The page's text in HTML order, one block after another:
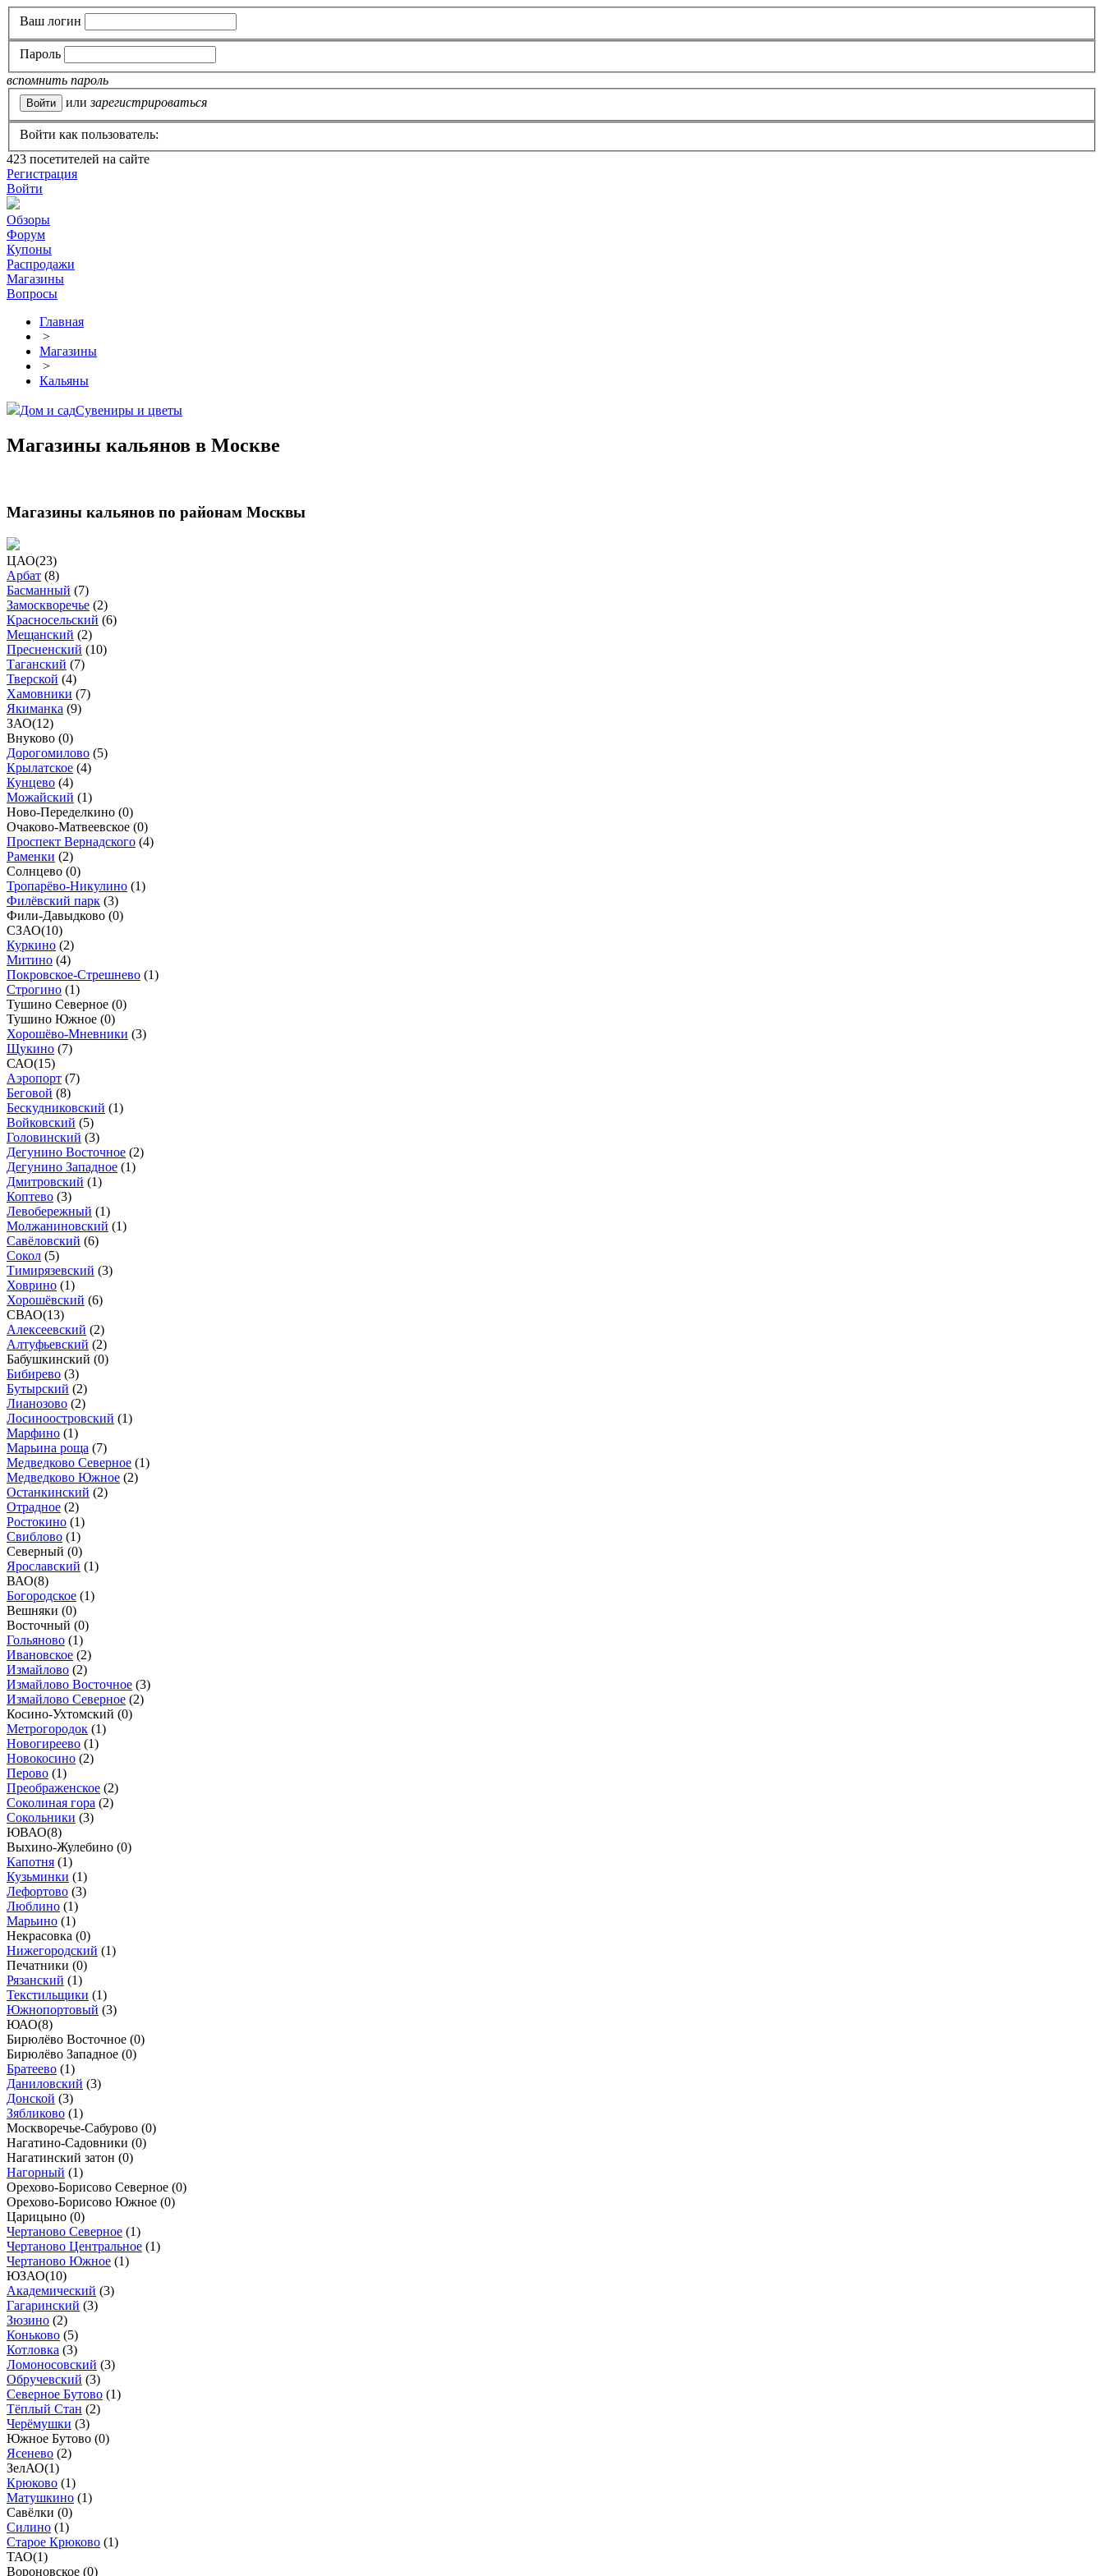
Ваш логин
Пароль
вспомнить пароль
или зарегистрироваться
Войти как пользователь:
423 посетителей на сайте
Регистрация
Войти
Обзоры
Форум
Купоны
Распродажи
Магазины
Вопросы
Главная
>
Магазины
>
Кальяны
Дом и садСувениры и цветы
Магазины кальянов в Москве
Магазины кальянов по районам Москвы
ЦАО(23)
Арбат (8)
Басманный (7)
Замоскворечье (2)
Красносельский (6)
Мещанский (2)
Пресненский (10)
Таганский (7)
Тверской (4)
Хамовники (7)
Якиманка (9)
ЗАО(12)
Внуково (0)
Дорогомилово (5)
Крылатское (4)
Кунцево (4)
Можайский (1)
Ново-Переделкино (0)
Очаково-Матвеевское (0)
Проспект Вернадского (4)
Раменки (2)
Солнцево (0)
Тропарёво-Никулино (1)
Филёвский парк (3)
Фили-Давыдково (0)
СЗАО(10)
Куркино (2)
Митино (4)
Покровское-Стрешнево (1)
Строгино (1)
Тушино Северное (0)
Тушино Южное (0)
Хорошёво-Мневники (3)
Щукино (7)
САО(15)
Аэропорт (7)
Беговой (8)
Бескудниковский (1)
Войковский (5)
Головинский (3)
Дегунино Восточное (2)
Дегунино Западное (1)
Дмитровский (1)
Коптево (3)
Левобережный (1)
Молжаниновский (1)
Савёловский (6)
Сокол (5)
Тимирязевский (3)
Ховрино (1)
Хорошёвский (6)
СВАО(13)
Алексеевский (2)
Алтуфьевский (2)
Бабушкинский (0)
Бибирево (3)
Бутырский (2)
Лианозово (2)
Лосиноостровский (1)
Марфино (1)
Марьина роща (7)
Медведково Северное (1)
Медведково Южное (2)
Останкинский (2)
Отрадное (2)
Ростокино (1)
Свиблово (1)
Северный (0)
Ярославский (1)
ВАО(8)
Богородское (1)
Вешняки (0)
Восточный (0)
Гольяново (1)
Ивановское (2)
Измайлово (2)
Измайлово Восточное (3)
Измайлово Северное (2)
Косино-Ухтомский (0)
Метрогородок (1)
Новогиреево (1)
Новокосино (2)
Перово (1)
Преображенское (2)
Соколиная гора (2)
Сокольники (3)
ЮВАО(8)
Выхино-Жулебино (0)
Капотня (1)
Кузьминки (1)
Лефортово (3)
Люблино (1)
Марьино (1)
Некрасовка (0)
Нижегородский (1)
Печатники (0)
Рязанский (1)
Текстильщики (1)
Южнопортовый (3)
ЮАО(8)
Бирюлёво Восточное (0)
Бирюлёво Западное (0)
Братеево (1)
Даниловский (3)
Донской (3)
Зябликово (1)
Москворечье-Сабурово (0)
Нагатино-Садовники (0)
Нагатинский затон (0)
Нагорный (1)
Орехово-Борисово Северное (0)
Орехово-Борисово Южное (0)
Царицыно (0)
Чертаново Северное (1)
Чертаново Центральное (1)
Чертаново Южное (1)
ЮЗАО(10)
Академический (3)
Гагаринский (3)
Зюзино (2)
Коньково (5)
Котловка (3)
Ломоносовский (3)
Обручевский (3)
Северное Бутово (1)
Тёплый Стан (2)
Черёмушки (3)
Южное Бутово (0)
Ясенево (2)
ЗелАО(1)
Крюково (1)
Матушкино (1)
Савёлки (0)
Силино (1)
Старое Крюково (1)
ТАО(1)
Вороновское (0)